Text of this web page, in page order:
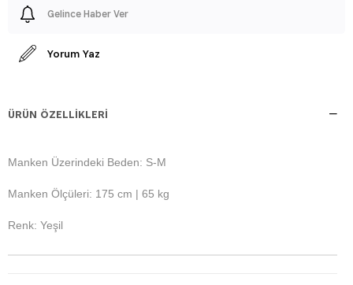
Gelince Haber Ver
Yorum Yaz
ÜRÜN ÖZELLIKLERI
Manken Üzerindeki Beden: S-M
Manken Ölçüleri: 175 cm | 65 kg
Renk: Yeşil